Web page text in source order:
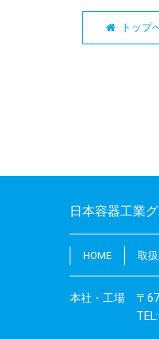
トップ
日本容器工業
HOME 取
本社・工場 〒
TEL:079-